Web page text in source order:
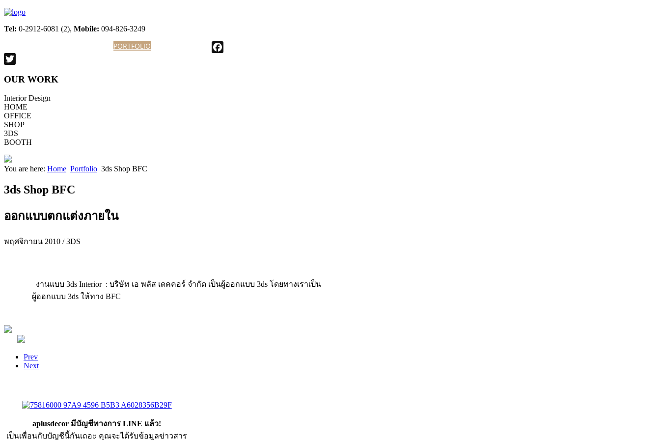
Tel: 0-2912-6081 (2), Mobile: 094-826-3249
PORTFOLIO
Facebook
OUR WORK
Interior Design
HOME
OFFICE
SHOP
3DS
BOOTH
You are here: Home Portfolio 3ds Shop BFC
3ds Shop BFC
ออกแบบตกแต่งภายใน
พฤศจิกายน 2010 / 3DS
งานแบบ 3ds Interior : บริษัท เอ พลัส เดคคอร์ จำกัด เป็นผู้ออกแบบ 3ds โดยทางเราเป็น
ผู้ออกแบบ 3ds ให้ทาง BFC
Prev
Next
aplusdecor มีบัญชีทางการ LINE แล้ว!
เป็นเพื่อนกับบัญชีนี้กันเถอะ คุณจะได้รับข้อมูลข่าวสาร